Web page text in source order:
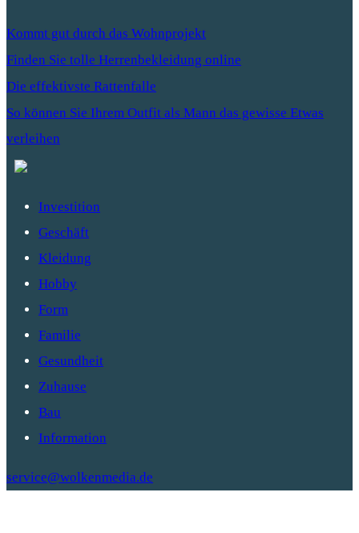
Kommt gut durch das Wohnprojekt
Finden Sie tolle Herrenbekleidung online
Die effektivste Rattenfalle
So können Sie Ihrem Outfit als Mann das gewisse Etwas
verleihen
Investition
Geschäft
Kleidung
Hobby
Form
Familie
Gesundheit
Zuhause
Bau
Information
service@wolkenmedia.de